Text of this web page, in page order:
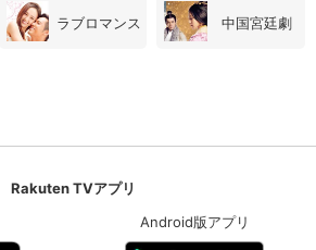
ラブロマンス 中国宮廷劇
Rakuten TVアプリ
Android版アプリ